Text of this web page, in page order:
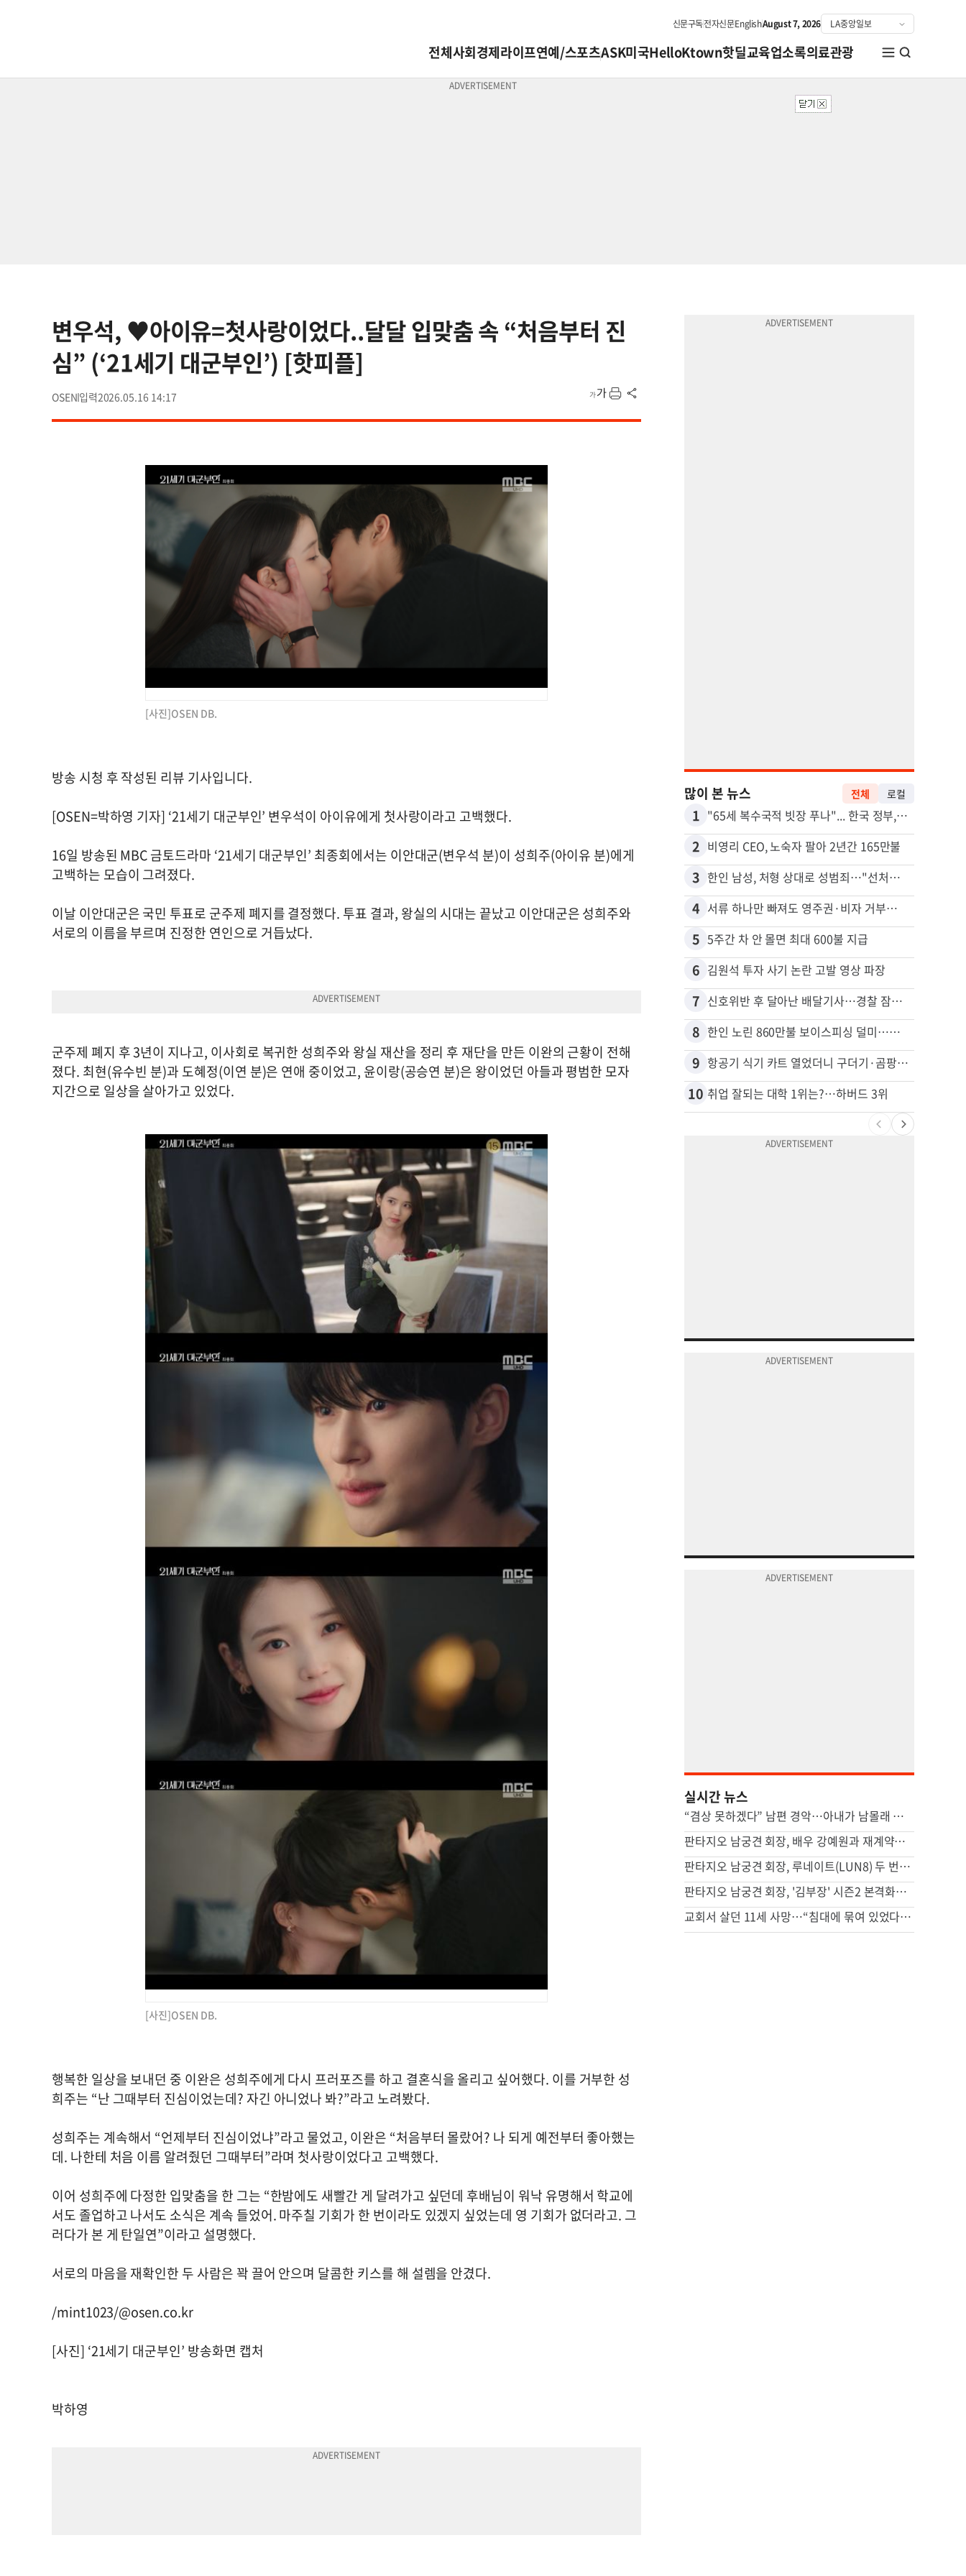
신문구독전자신문EnglishAugust 7, 2026
전체사회경제라이프연예/스포츠ASK미국HelloKtown핫딜교육업소록의료관광
변우석, ♥아이유=첫사랑이었다..달달 입맞춤 속 “처음부터 진
심” (‘21세기 대군부인’) [핫피플]
OSEN 2026.05.16 14:17
[사진]OSEN DB.
방송 시청 후 작성된 리뷰 기사입니다.
[OSEN=박하영 기자] ‘21세기 대군부인’ 변우석이 아이유에게 첫사랑이라고 고백했다.
16일 방송된 MBC 금토드라마 ‘21세기 대군부인’ 최종회에서는 이안대군(변우석 분)이 성희주(아이유 분)에게
고백하는 모습이 그려졌다.
이날 이안대군은 국민 투표로 군주제 폐지를 결정했다. 투표 결과, 왕실의 시대는 끝났고 이안대군은 성희주와
서로의 이름을 부르며 진정한 연인으로 거듭났다.
군주제 폐지 후 3년이 지나고, 이사회로 복귀한 성희주와 왕실 재산을 정리 후 재단을 만든 이완의 근황이 전해
졌다. 최현(유수빈 분)과 도혜정(이연 분)은 연애 중이었고, 윤이랑(공승연 분)은 왕이었던 아들과 평범한 모자
지간으로 일상을 살아가고 있었다.
[사진]OSEN DB.
행복한 일상을 보내던 중 이완은 성희주에게 다시 프러포즈를 하고 결혼식을 올리고 싶어했다. 이를 거부한 성
희주는 “난 그때부터 진심이었는데? 자긴 아니었나 봐?”라고 노려봤다.
성희주는 계속해서 “언제부터 진심이었냐”라고 물었고, 이완은 “처음부터 몰랐어? 나 되게 예전부터 좋아했는
데. 나한테 처음 이름 알려줬던 그때부터”라며 첫사랑이었다고 고백했다.
이어 성희주에 다정한 입맞춤을 한 그는 “한밤에도 새빨간 게 달려가고 싶던데 후배님이 워낙 유명해서 학교에
서도 졸업하고 나서도 소식은 계속 들었어. 마주칠 기회가 한 번이라도 있겠지 싶었는데 영 기회가 없더라고. 그
러다가 본 게 탄일연”이라고 설명했다.
서로의 마음을 재확인한 두 사람은 꽉 끌어 안으며 달콤한 키스를 해 설렘을 안겼다.
/mint1023/@osen.co.kr
[사진] ‘21세기 대군부인’ 방송화면 캡처
박하영
많이 본 뉴스 전체 로컬
1 "65세 복수국적 빗장 푸나"... 한국 정부, 연령 완화 전면 추진
2 비영리 CEO, 노숙자 팔아 2년간 165만불
3 한인 남성, 처형 상대로 성범죄…"선처해줬더니 배신자 취급"
4 서류 하나만 빠져도 영주권·비자 거부…심사관 재량권 대폭 확대
5 5주간 차 안 몰면 최대 600불 지급
6 김원석 투자 사기 논란 고발 영상 파장
7 신호위반 후 달아난 배달기사…경찰 잠복해 잡고보니 ‘반전’
8 한인 노린 860만불 보이스피싱 덜미…영사관·한국 검찰 사칭
9 항공기 식기 카트 열었더니 구더기·곰팡이…LAX 기내식 업체 논란
10 취업 잘되는 대학 1위는?…하버드 3위
실시간 뉴스
“겸상 못하겠다” 남편 경악…아내가 남몰래 즐긴 ‘충격적 간식’ [이혼의 세계]
판타지오 남궁견 회장, 배우 강예원과 재계약…새 프로필 공개하며 활동 재개
판타지오 남궁견 회장, 루네이트(LUN8) 두 번째 유럽투어 지원…글로벌 활동 확대
판타지오 남궁견 회장, '김부장' 시즌2 본격화… "흥행 신드롬 잇는다"
교회서 살던 11세 사망…“침대에 묶여 있었다” 충격 진술